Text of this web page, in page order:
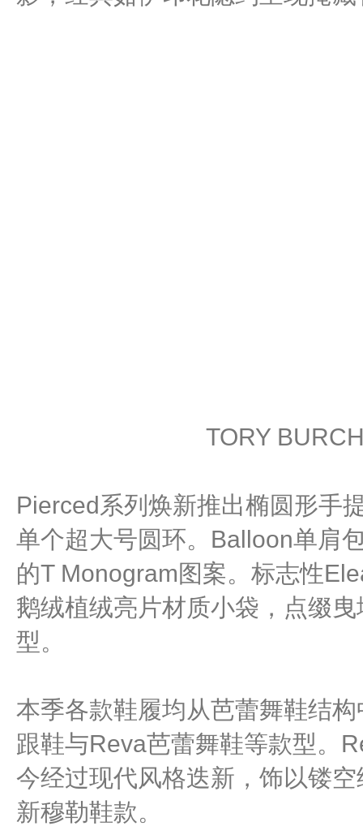
TORY
Pierced系列焕新推出椭圆形手
单个超大号圆环。Balloon单肩
的T Monogram图案。标志性
鹅绒植绒亮片材质小袋，点缀
型。
本季各款鞋履均从芭蕾舞鞋结
跟鞋与Reva芭蕾舞鞋等款型。
今经过现代风格迭新，饰以镂
新穆勒鞋款。